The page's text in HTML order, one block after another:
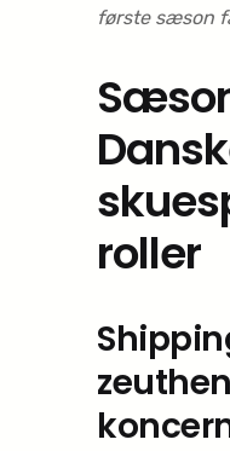
første sæson
roller